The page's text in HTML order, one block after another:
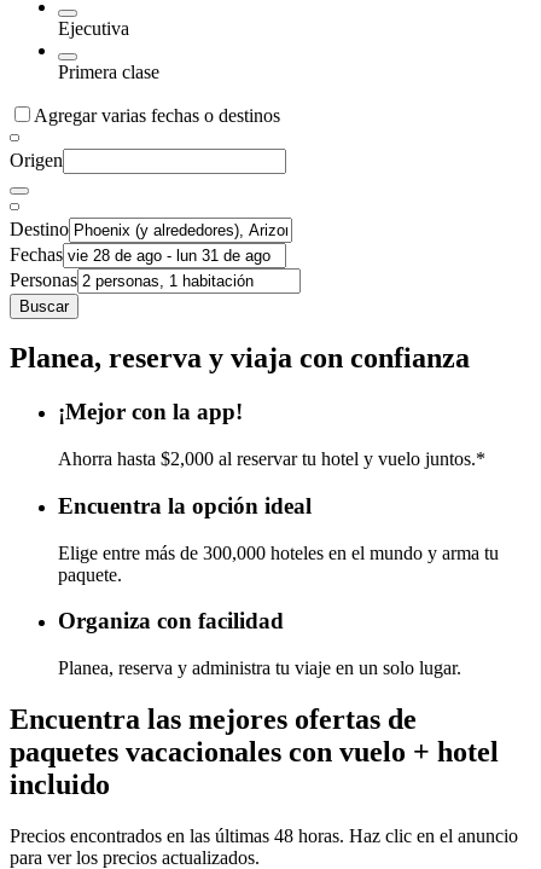
Ejecutiva
Primera clase
Agregar varias fechas o destinos
Origen
Destino
Fechas
Personas
Buscar
Planea, reserva y viaja con confianza
¡Mejor con la app!
Ahorra hasta $2,000 al reservar tu hotel y vuelo juntos.*
Encuentra la opción ideal
Elige entre más de 300,000 hoteles en el mundo y arma tu
paquete.
Organiza con facilidad
Planea, reserva y administra tu viaje en un solo lugar.
Encuentra las mejores ofertas de
paquetes vacacionales con vuelo + hotel
incluido
Precios encontrados en las últimas 48 horas. Haz clic en el anuncio
para ver los precios actualizados.